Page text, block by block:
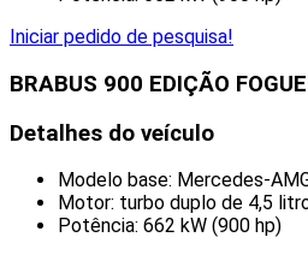
Iniciar pedido de pesquisa!
BRABUS 900 EDIÇÃO
Detalhes do veículo
Modelo base: Mercedes-
Motor: turbo duplo de 4,5
Potência: 662 kW (900 hp)